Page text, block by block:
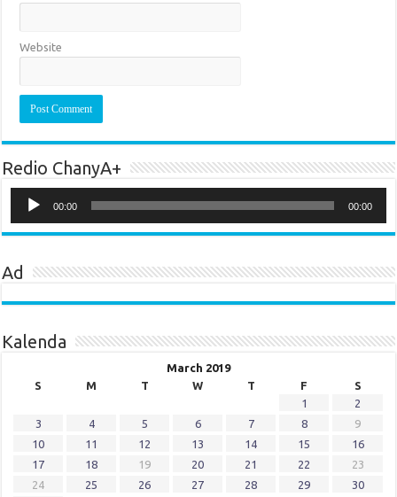
Website
Redio ChanyA+
Player
00:00 00:00
Ad
Kalenda
March 2019
S
M T W T F
S
1
2
3
4 5 6 7 8
9
10
11 12 13 14 15
16
17
18 19 20 21 22
23
24
25 26 27 28 29
30